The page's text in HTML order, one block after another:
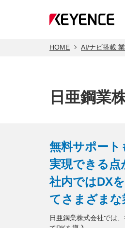
HOME AI/ナビ搭載
日亜鋼業
無料サポート
実現できる点
社内ではDX
てさまざまな
日亜鋼業株式会社では